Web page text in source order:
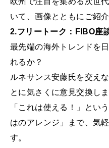
いて、画像とともにご紹介
2.フリートーク：FIBO座
最先端の海外トレンドを
れるか？
ルネサンス安藤氏を交え
とに気さくに意見交換しま
「これは使える！」とい
はのアレンジ」まで、気
す。